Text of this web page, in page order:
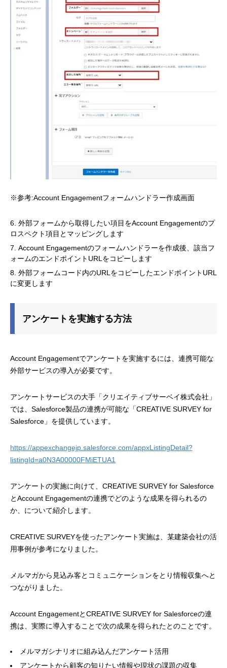
※参考:Account Engagementフォームハンドラー作成画面
外部フォームから取得したい項目をAccount Engagementのプ
ロスペクト項目とマッピングします
Account Engagementのフォームハンドラーを作成後、該当フ
ォームのエンドポイントURLをコピーします
外部フォームコード内のURLをコピーしたエンドポイントURL
に変更します
アンケートを実施する方法
Account Engagementでアンケートを実施するには、連携可能な
外部サービスの導入が必要です。
アンケートサービスの大手「クリエイティブサーベイ株式会社」
では、Salesforce製品の連携が可能な「CREATIVE SURVEY for
Salesforce」を提供しています。
https://appexchangejp.salesforce.com/appxListingDetail?
listingId=a0N3A00000FMiETUA1
アンケートの実施に向けて、CREATIVE SURVEY for Salesforce
とAccount Engagementの連携でどのような成果を得られるの
か、について紹介します。
CREATIVE SURVEYを使ったアンケート実施は、某建築会社の活
用事例が参考になりました。
メルマガから見込み客とコミュニケーションをとり情報収集へと
つながりました。
Account EngagementとCREATIVE SURVEY for Salesforceの連
携は、実際に導入することで次の成果を得られたとのことです。
メルマガシナリオに組み込んだアンケート活用
アンケートから顧客の知りたい情報や現状の課題の収集